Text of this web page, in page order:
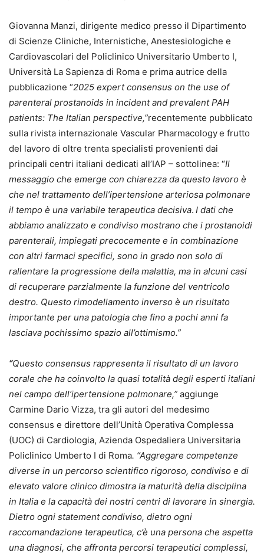
Giovanna Manzi, dirigente medico presso il Dipartimento
di Scienze Cliniche, Internistiche, Anestesiologiche e
Cardiovascolari del Policlinico Universitario Umberto I,
Università La Sapienza di Roma e prima autrice della
pubblicazione “2025 expert consensus on the use of
parenteral prostanoids in incident and prevalent PAH
patients: The Italian perspective,”recentemente pubblicato
sulla rivista internazionale Vascular Pharmacologye frutto
del lavoro di oltre trenta specialisti provenienti dai
principali centri italiani dedicati all’IAP – sottolinea: “Il
messaggio che emerge con chiarezza da questo lavoro è
che nel trattamento dell’ipertensione arteriosa polmonare
il tempo è una variabile terapeutica decisiva. I dati che
abbiamo analizzato e condiviso mostrano che i prostanoidi
parenterali, impiegati precocemente e in combinazione
con altri farmaci specifici, sono in grado non solo di
rallentare la progressione della malattia, ma in alcuni casi
di recuperare parzialmente la funzione del ventricolo
destro. Questo rimodellamento inverso è un risultato
importante per una patologia che fino a pochi anni fa
lasciava pochissimo spazio all’ottimismo.”
“Questo consensus rappresenta il risultato di un lavoro
corale che ha coinvolto la quasi totalità degli esperti italiani
nel campo dell’ipertensione polmonare,” aggiunge
Carmine Dario Vizza, tra gli autori del medesimo
consensus e direttore dell’Unità Operativa Complessa
(UOC) di Cardiologia, Azienda Ospedaliera Universitaria
Policlinico Umberto I di Roma. “Aggregare competenze
diverse in un percorso scientifico rigoroso, condiviso e di
elevato valore clinico dimostra la maturità della disciplina
in Italia e la capacità dei nostri centri di lavorare in sinergia.
Dietro ogni statement condiviso, dietro ogni
raccomandazione terapeutica, c’è una persona che aspetta
una diagnosi, che affronta percorsi terapeutici complessi,